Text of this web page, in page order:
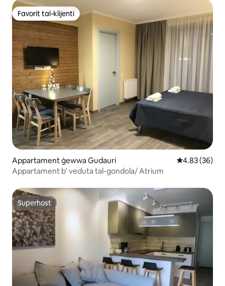
Favorit tal-klijenti
Favorit tal-klijenti
Appartament ġewwa Gudauri Rating medju
4.83 (36)
Appartament b' veduta tal-gondola/ Atrium
Superhost
Superhost